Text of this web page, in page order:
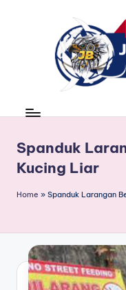
r
n
a
B
e
ri
news
Spanduk
Kucing Liar
Home » Spanduk Larangan